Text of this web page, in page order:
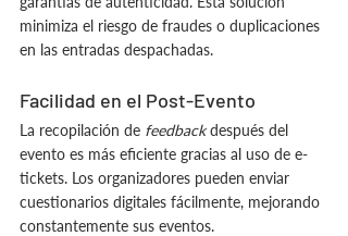
minimiza el riesgo de fraudes o duplicaciones
en las entradas despachadas.
Facilidad en el Post-Evento
La recopilación de feedback después del
evento es más eficiente gracias al uso de e-
tickets. Los organizadores pueden enviar
cuestionarios digitales fácilmente, mejorando
constantemente sus eventos.